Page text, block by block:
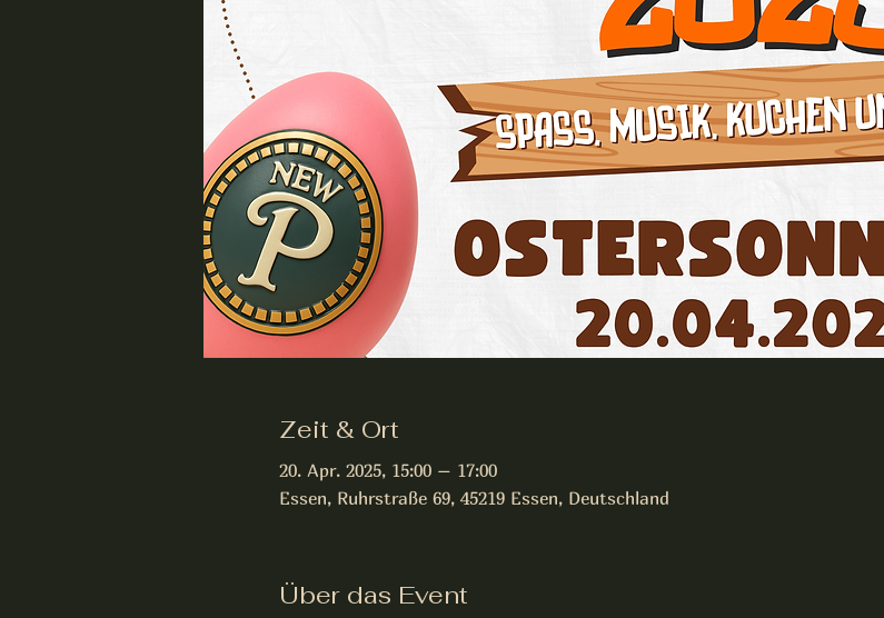
Zeit & Ort
20. Apr. 2025, 15:00 – 17:00
Essen, Ruhrstraße 69, 45219 Essen, Deutschland
Über das Event